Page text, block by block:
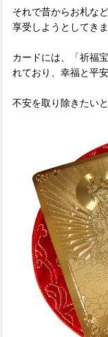
それで昔からお札な
享受しようとしてきま
カードには、「祈福
れており、幸福と平
不安を取り除きたい